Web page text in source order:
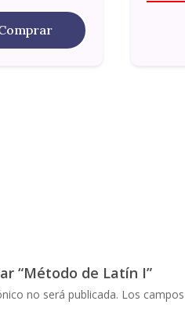
“Método de Latín I”
no será publicada. Los